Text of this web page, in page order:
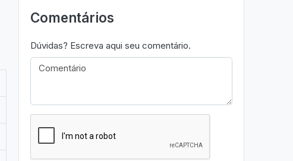
Comentários
Dúvidas? Escreva aqui seu comentário.